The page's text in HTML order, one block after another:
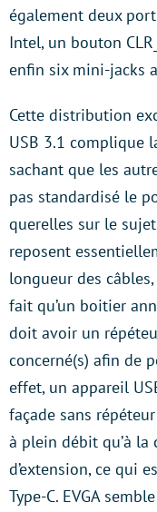
également deux
Intel, un bouton
enfin six mini-jacks
Cette distribution
USB 3.1 complique
sachant que les
pas standardisé le
querelles sur le
reposent
longueur des
fait qu’un boitier
doit avoir un
concerné(s) afin de
effet, un appareil
façade sans
à plein débit qu’à
d’extension, ce qui
Type-C. EVGA